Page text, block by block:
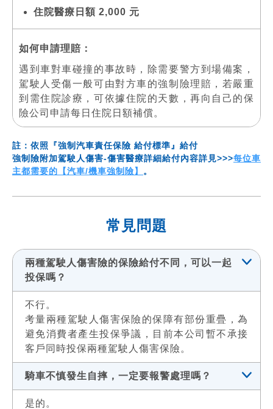
住院醫療日額 2,000 元
如何申請理賠：
遇到車對車碰撞的事故時，除需要警方到場備案，
駕駛人受傷一般可由對方車的強制險理賠，若嚴重
到需住院診療，可依據住院的天數，再向自己的保
險公司申請每日住院日額補償。
註：依照『強制汽車責任保險 給付標準』給付
強制險附加駕駛人傷害-傷害醫療詳細給付內容詳見>>>每位車
主都需要的【汽車/機車強制險】 。
常見問題
兩種駕駛人傷害險的保險給付不同，可以一起
投保嗎？
不行。
考量兩種駕駛人傷害保險的保障有部份重疊，為
避免消費者產生投保爭議，目前本公司暫不承接
客戶同時投保兩種駕駛人傷害保險。
騎車不慎發生自摔，一定要報警處理嗎？
是的。